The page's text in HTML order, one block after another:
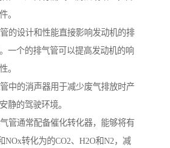
。
的设计和性能直接影响发动机的排
一个的排气管可以提高发动机的响
。
中的消声器用于减少废气排放时产
静的驾驶环境。
管通常配备催化转化器，能够将有
NOx转化为的CO2、H2O和N2，减